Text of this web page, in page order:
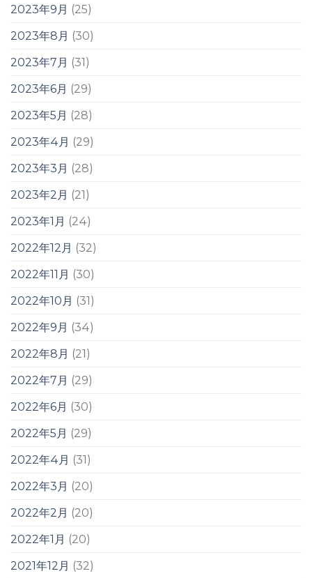
2023年9月 (25)
2023年8月 (30)
2023年7月 (31)
2023年6月 (29)
2023年5月 (28)
2023年4月 (29)
2023年3月 (28)
2023年2月 (21)
2023年1月 (24)
2022年12月 (32)
2022年11月 (30)
2022年10月 (31)
2022年9月 (34)
2022年8月 (21)
2022年7月 (29)
2022年6月 (30)
2022年5月 (29)
2022年4月 (31)
2022年3月 (20)
2022年2月 (20)
2022年1月 (20)
2021年12月 (32)